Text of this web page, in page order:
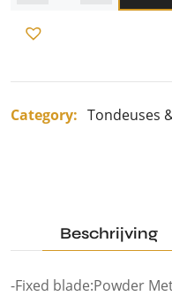
Category: Tondeuses
Beschrijving
-Fixed blade:Powder